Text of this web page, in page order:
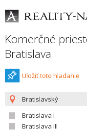
Komerčné
Bratislava
Uložiť toto hladanie
Bratislavský
Bratislava I
Bratislava III